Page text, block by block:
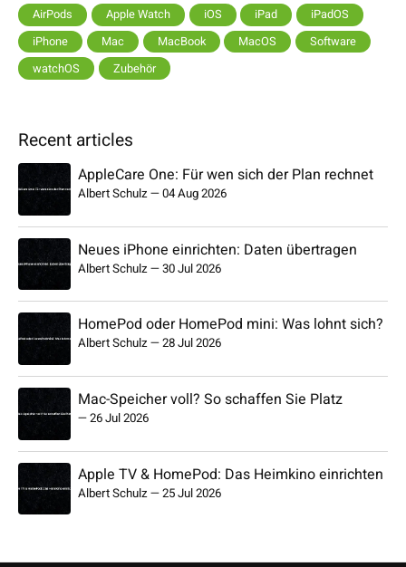
AirPods Apple Watch iOS iPad
iPadOS
iPhone
Mac MacBook MacOS
Software
watchOS
Zubehör
Recent articles
AppleCare One: Für wen sich der Plan rechnet
Albert Schulz—04 Aug 2026
Neues iPhone einrichten: Daten übertragen
Albert Schulz—30 Jul 2026
HomePod oder HomePod mini: Was lohnt sich?
Albert Schulz—28 Jul 2026
Mac-Speicher voll? So schaffen Sie Platz
—26 Jul 2026
Apple TV & HomePod: Das Heimkino einrichten
Albert Schulz—25 Jul 2026